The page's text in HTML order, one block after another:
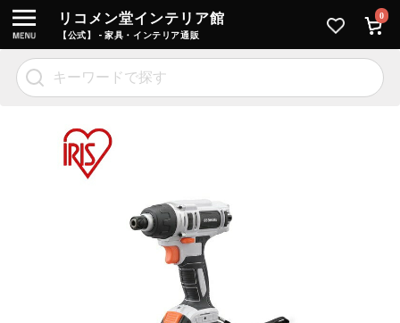
リコメン堂インテリア館
【公式】 - 家具・インテリア通販
0